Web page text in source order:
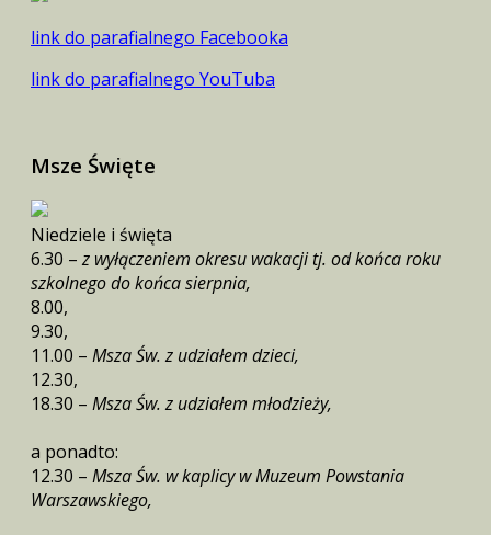
link do parafialnego Facebooka
link do parafialnego YouTuba
Msze Święte
Niedziele i święta
6.30 –z wyłączeniem okresu wakacji tj. od końca roku
szkolnego do końca sierpnia,
8.00,
9.30,
11.00 – Msza Św. z udziałem dzieci,
12.30,
18.30 – Msza Św. z udziałem młodzieży,
a ponadto:
12.30 – Msza Św. w kaplicy w Muzeum Powstania
Warszawskiego,